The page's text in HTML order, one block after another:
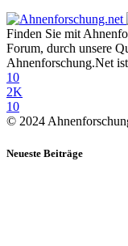
Finden Sie mit
Forum, durch unsere
Ahnenforschung.Net
10
2K
10
© 2024
Neueste Beiträge